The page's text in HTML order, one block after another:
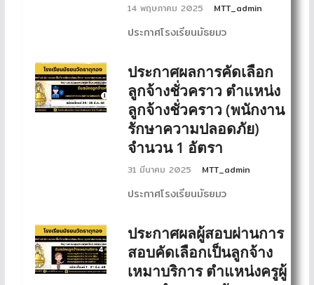
14 พฤษภาคม 2025 MTT_admin
ประกาศโรงเรียนมัธยมว
ประกาศผลการคัดเลือก
ลูกจ้างชั่วคราว ตำแหน่ง
ลูกจ้างชั่วคราว (พนักงาน
รักษาความปลอดภัย)
จำนวน 1 อัตรา
31 มีนาคม 2025 MTT_admin
ประกาศโรงเรียนมัธยมว
ประกาศผลผู้สอบผ่านการ
สอบคัดเลือกเป็นลูกจ้าง
เหมาบริการ ตำแหน่งครูผู้